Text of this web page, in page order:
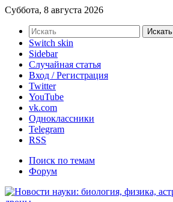
Суббота, 8 августа 2026
Искать
Switch skin
Sidebar
Случайная статья
Вход / Регистрация
Twitter
YouTube
vk.com
Одноклассники
Telegram
RSS
Поиск по темам
Форум